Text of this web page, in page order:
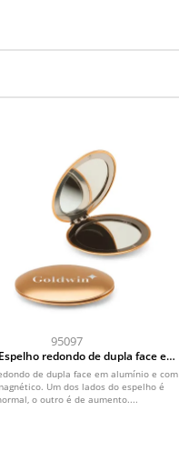
95097
redondo de dupla face em
e com fecho magnético
de dupla face em alumínio e com
Um dos lados do espelho é
o outro é de aumento....